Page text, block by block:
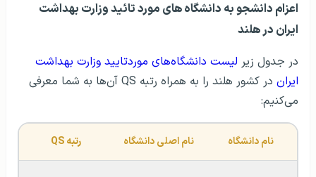
اعزام دانشجو به دانشگاه های مورد تائید وزارت بهداشت
ایران در هلند
در جدول زیر لیست دانشگاه‌های موردتایید وزارت بهداشت
ایران
در کشور هلند را به همراه رتبه QS آن‌ها به شما معرفی
می‌کنیم:
نام دانشگاه نام اصلی دانشگاه رتبه QS